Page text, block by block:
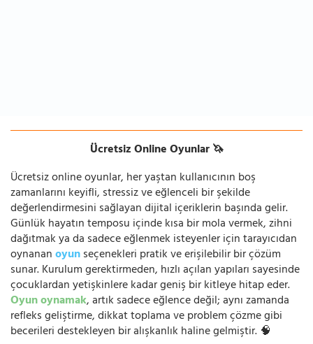
Ücretsiz Online Oyunlar 🦄
Ücretsiz online oyunlar, her yaştan kullanıcının boş
zamanlarını keyifli, stressiz ve eğlenceli bir şekilde
değerlendirmesini sağlayan dijital içeriklerin başında gelir.
Günlük hayatın temposu içinde kısa bir mola vermek, zihni
dağıtmak ya da sadece eğlenmek isteyenler için tarayıcıdan
oynananoyunseçenekleri pratik ve erişilebilir bir çözüm
sunar. Kurulum gerektirmeden, hızlı açılan yapıları sayesinde
çocuklardan yetişkinlere kadar geniş bir kitleye hitap eder.
Oyun oynamak, artık sadece eğlence değil; aynı zamanda
refleks geliştirme, dikkat toplama ve problem çözme gibi
becerileri destekleyen bir alışkanlık haline gelmiştir. 🧠